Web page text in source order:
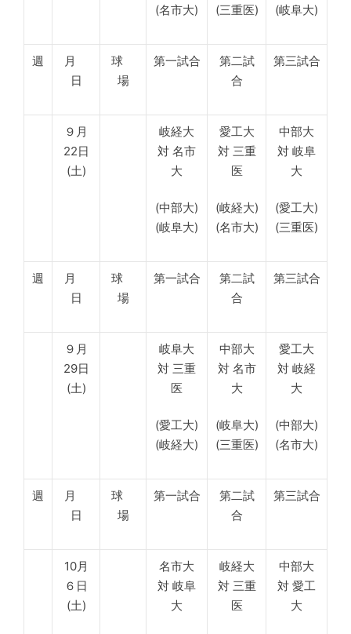
(名市大) (三重医) (岐阜大)
週
月
日
球
場
第一試合
第二試
合
第三試合
９月
22日
(土)
岐経大
対 名市
大
(中部大)
(岐阜大)
愛工大
対 三重
医
(岐経大)
(名市大)
中部大
対 岐阜
大
(愛工大)
(三重医)
週
月
日
球
場
第一試合
第二試
合
第三試合
９月
29日
(土)
岐阜大
対 三重
医
(愛工大)
(岐経大)
中部大
対 名市
大
(岐阜大)
(三重医)
愛工大
対 岐経
大
(中部大)
(名市大)
週
月
日
球
場
第一試合
第二試
合
第三試合
10月
６日
(土)
名市大
対 岐阜
大
岐経大
対 三重
医
中部大
対 愛工
大